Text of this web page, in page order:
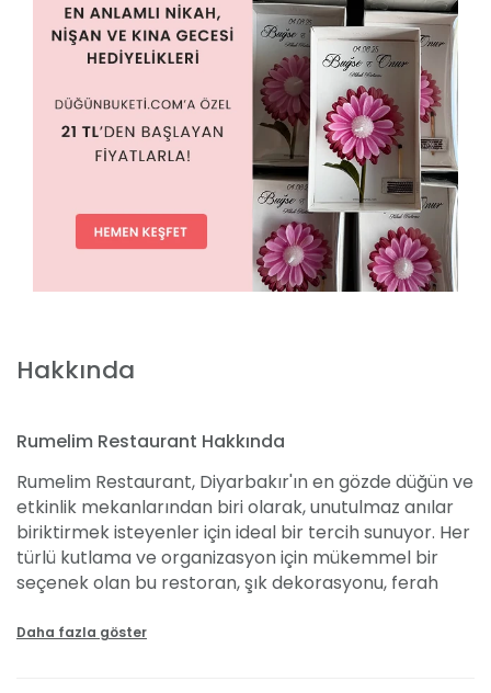
Hakkında
Rumelim Restaurant Hakkında
Rumelim Restaurant, Diyarbakır'ın en gözde düğün ve
etkinlik mekanlarından biri olarak, unutulmaz anılar
biriktirmek isteyenler için ideal bir tercih sunuyor. Her
türlü kutlama ve organizasyon için mükemmel bir
seçenek olan bu restoran, şık dekorasyonu, ferah
Nikah sonrası yemeklerinden mezuniyet balolarına,
Daha fazla göster